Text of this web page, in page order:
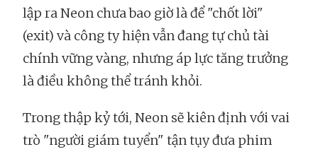
lập ra Neon chưa bao giờ là để "chốt lời"
(exit) và công ty hiện vẫn đang tự chủ tài
chính vững vàng, nhưng áp lực tăng trưởng
là điều không thể tránh khỏi.
Trong thập kỷ tới, Neon sẽ kiên định với vai
trò "người giám tuyển" tận tụy đưa phim